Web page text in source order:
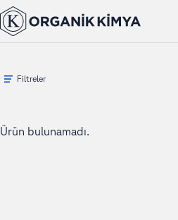
Filtreler
Ürün bulunamadı.